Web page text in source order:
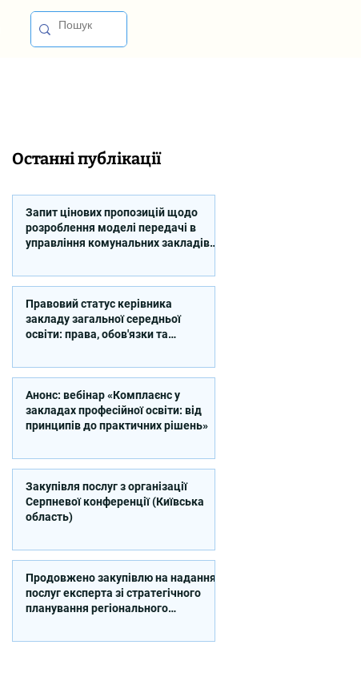
Останні публікації
Запит цінових пропозицій щодо
розроблення моделі передачі в
управління комунальних закладів
Правовий статус керівника
закладу загальної середньої
освіти: права, обов'язки та
Анонс: вебінар «Комплаєнс у
закладах професійної освіти: від
принципів до практичних рішень»
Закупівля послуг з організації
Серпневої конференції (Київська
область)
Продовжено закупівлю на надання
послуг експерта зі стратегічного
планування регіонального
реалізації Швейцарсько-